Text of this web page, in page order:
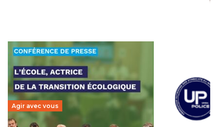
un sursaut collectif
LIRE L’ARTICLE »
Agir avec vous